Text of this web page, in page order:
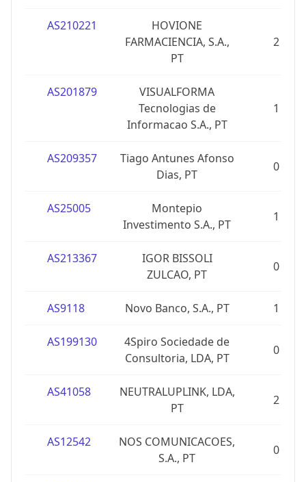
AS210221
HOVIONE
FARMACIENCIA, S.A.,
PT
2
AS201879
VISUALFORMA
Tecnologias de
Informacao S.A., PT
1
AS209357
Tiago Antunes Afonso
Dias, PT
0
AS25005
Montepio
Investimento S.A., PT
1
AS213367
IGOR BISSOLI
ZULCAO, PT
0
AS9118 Novo Banco, S.A., PT 1
AS199130
4Spiro Sociedade de
Consultoria, LDA, PT
0
AS41058
NEUTRALUPLINK, LDA,
PT
2
AS12542
NOS COMUNICACOES,
S.A., PT
0